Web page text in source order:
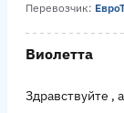
Перевозчик:
Виолетта
Здравствуйте ,